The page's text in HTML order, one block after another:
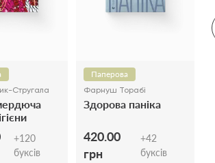
Стругала
+120
буксів
Паперова
Фарнуш Торабі
Здорова паніка
420.00
грн
+42
буксів